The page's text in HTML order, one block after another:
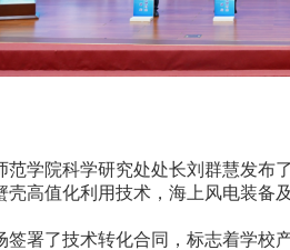
院科学研究处处长刘群慧发布
高值化利用技术，海上风电装备
了技术转化合同，标志着学校产